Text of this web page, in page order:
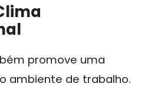
promove uma
ambiente de trabalho.